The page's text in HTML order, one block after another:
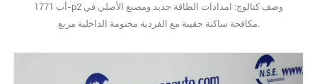
أب 1771-p2 وصف كتالوج: امدادات الطاقة جديد ومصنع الأصلي في
مكافحة ساكنة حقيبة مع الفردية مختومة الداخلية مربع.